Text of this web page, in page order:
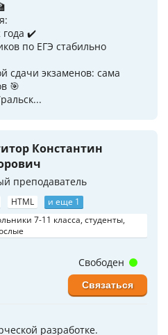
✔️
по ЕГЭ стабильно
экзаменов: сама
🎯
Константин
преподаватель
HTML
и еще 1
7-11 класса, студенты,
разработке.
Свободен
Связаться